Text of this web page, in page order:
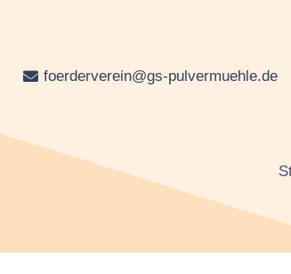
foerderverein@gs-pulvermuehle.de